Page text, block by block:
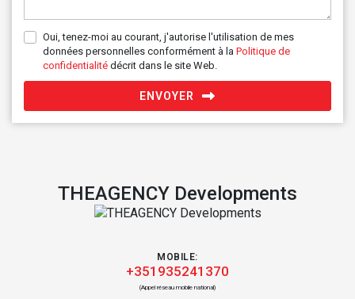
Oui, tenez-moi au courant, j'autorise l'utilisation de mes
données personnelles conformément à la Politique de
confidentialité décrit dans le site Web.
ENVOYER
THEAGENCY Developments
MOBILE:
+351935241370
(Appel réseau mobile national)